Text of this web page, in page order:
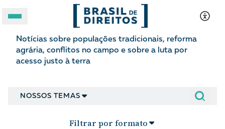
A BRASIL DE DIREITOS
FORMATOS
Notícias sobre populações tradicionais, reforma
agrária, conflitos no campo e sobre a luta por
acesso justo à terra
NOSSOS TEMAS
Filtrar por formato